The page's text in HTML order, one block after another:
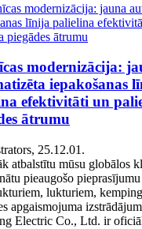
modernizācija:
iepakošanas
efektivitāti un
ātrumu
25.12.01.
atbalstītu mūsu globālos
pieaugošo
lukturiem,
apgaismojuma
Electric Co., Ltd. ir